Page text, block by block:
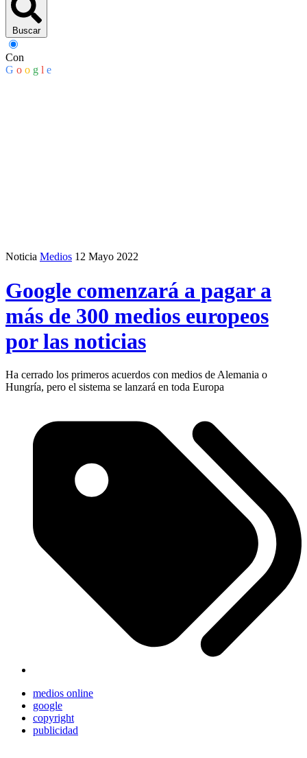
Buscar
Con
G o o g l e
Noticia Medios 12 Mayo 2022
Google comenzará a pagar a
más de 300 medios europeos
por las noticias
Ha cerrado los primeros acuerdos con medios de Alemania o
Hungría, pero el sistema se lanzará en toda Europa
medios online
google
copyright
publicidad